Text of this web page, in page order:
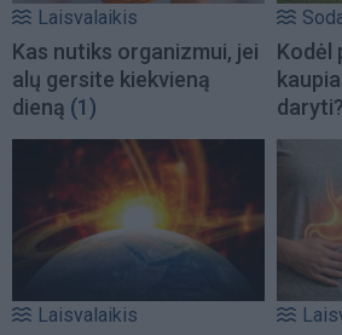
Laisvalaikis
Kas nutiks organizmui, jei
alų gersite kiekvieną
dieną (1)
Kodėl
daryti?
Laisvalaikis